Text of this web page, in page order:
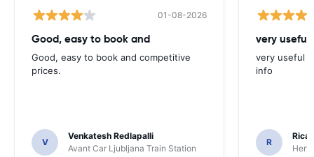
01-08-2026
Good, easy to book and
Good, easy to book and competitive
prices.
V
Venkatesh Redlapalli
Avant Car Ljubljana Train Station
very useful
very useful
info
R